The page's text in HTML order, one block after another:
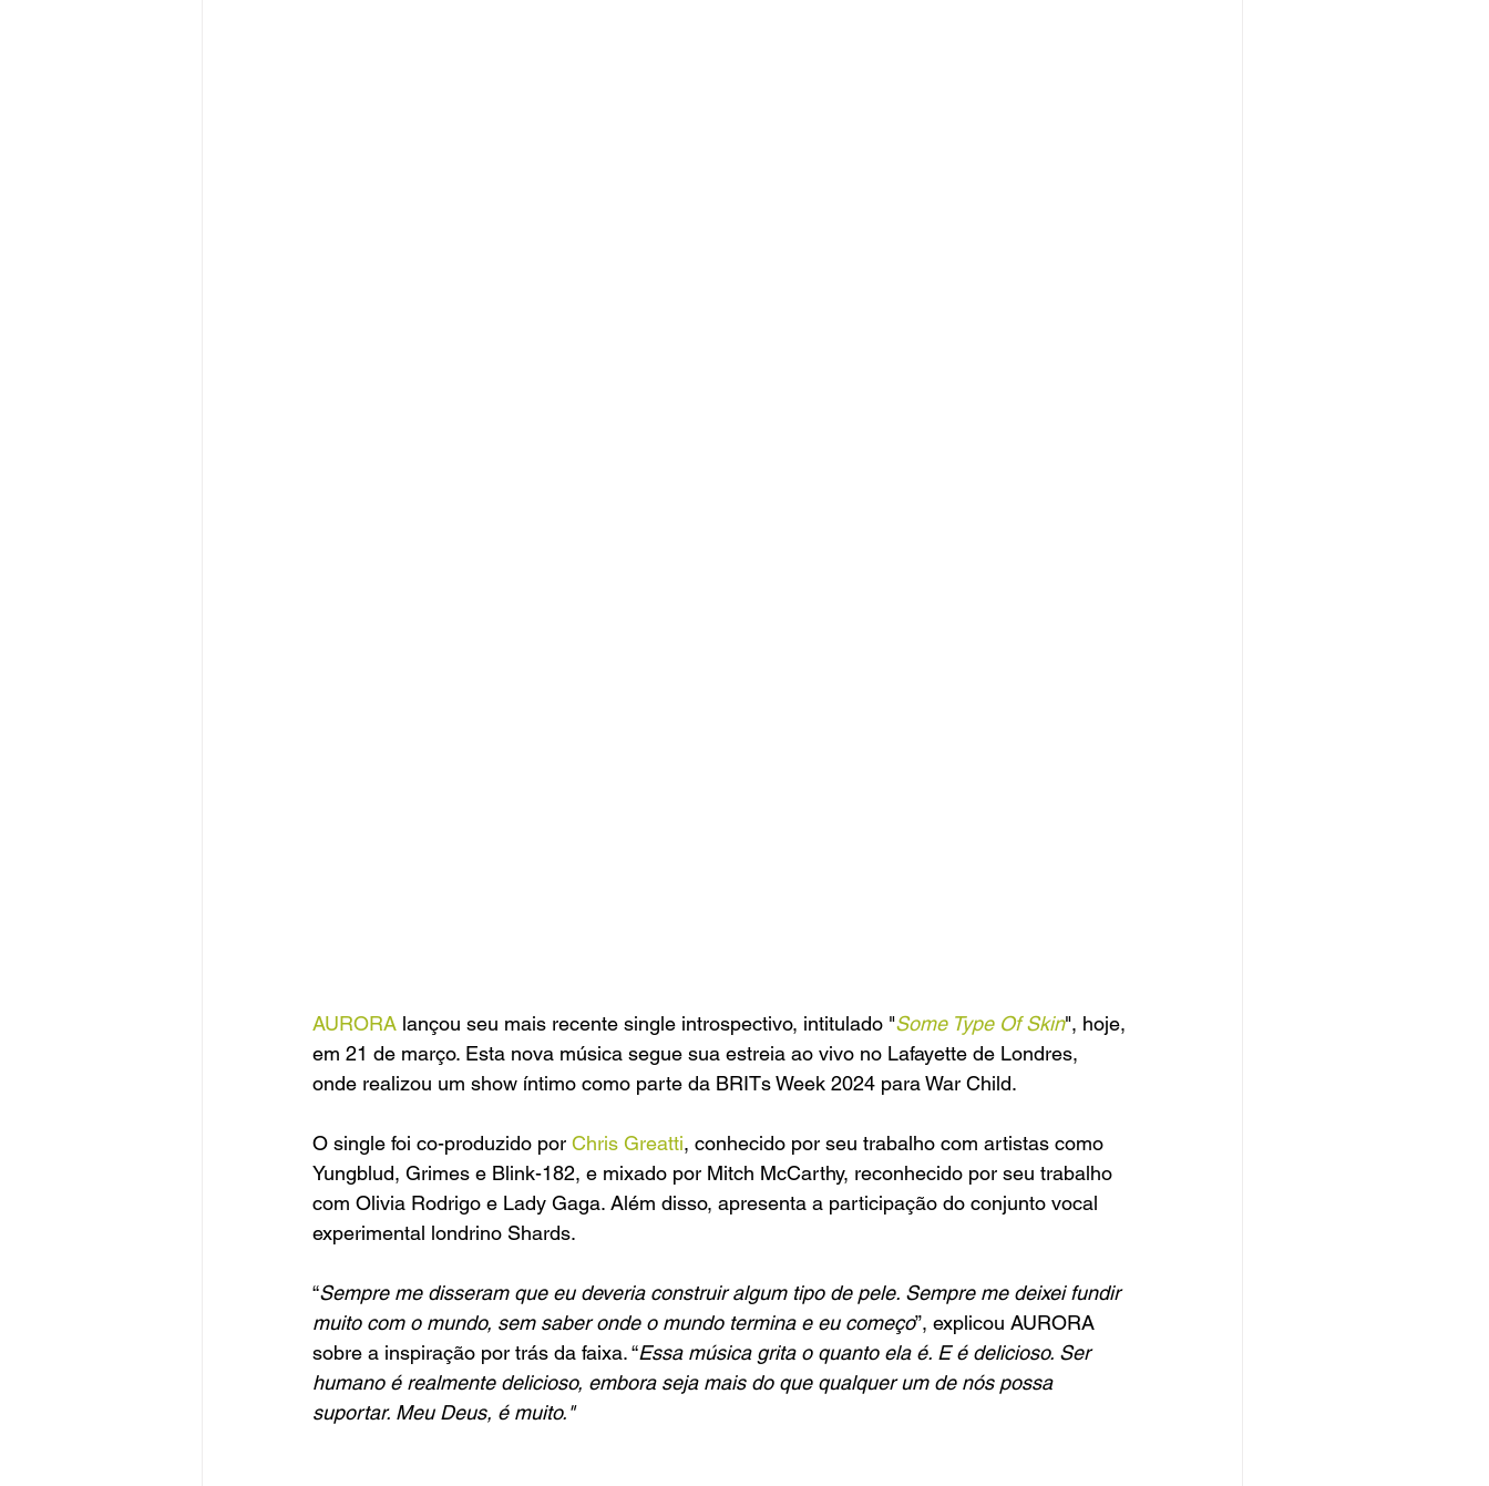
AURORA lançou seu mais recente single introspectivo, intitulado "Some Type Of Skin", hoje,
em 21 de março. Esta nova música segue sua estreia ao vivo no Lafayette de Londres,
onde realizou um show íntimo como parte da BRITs Week 2024 para War Child.
O single foi co-produzido por Chris Greatti, conhecido por seu trabalho com artistas como
Yungblud, Grimes e Blink-182, e mixado por Mitch McCarthy, reconhecido por seu trabalho
com Olivia Rodrigo e Lady Gaga. Além disso, apresenta a participação do conjunto vocal
experimental londrino Shards.
“Sempre me disseram que eu deveria construir algum tipo de pele. Sempre me deixei fundir
muito com o mundo, sem saber onde o mundo termina e eu começo”, explicou AURORA
sobre a inspiração por trás da faixa. “Essa música grita o quanto ela é. E é delicioso. Ser
humano é realmente delicioso, embora seja mais do que qualquer um de nós possa
suportar. Meu Deus, é muito."